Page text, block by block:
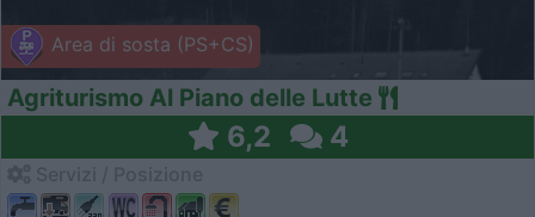
Area di sosta (PS+CS)
Agriturismo Al Piano delle Lutte
6,2 4